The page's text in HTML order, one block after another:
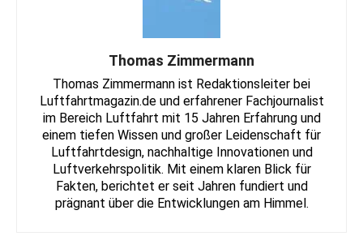
Thomas Zimmermann
Thomas Zimmermann ist Redaktionsleiter bei
Luftfahrtmagazin.de und erfahrener Fachjournalist
im Bereich Luftfahrt mit 15 Jahren Erfahrung und
einem tiefen Wissen und großer Leidenschaft für
Luftfahrtdesign, nachhaltige Innovationen und
Luftverkehrspolitik. Mit einem klaren Blick für
Fakten, berichtet er seit Jahren fundiert und
prägnant über die Entwicklungen am Himmel.